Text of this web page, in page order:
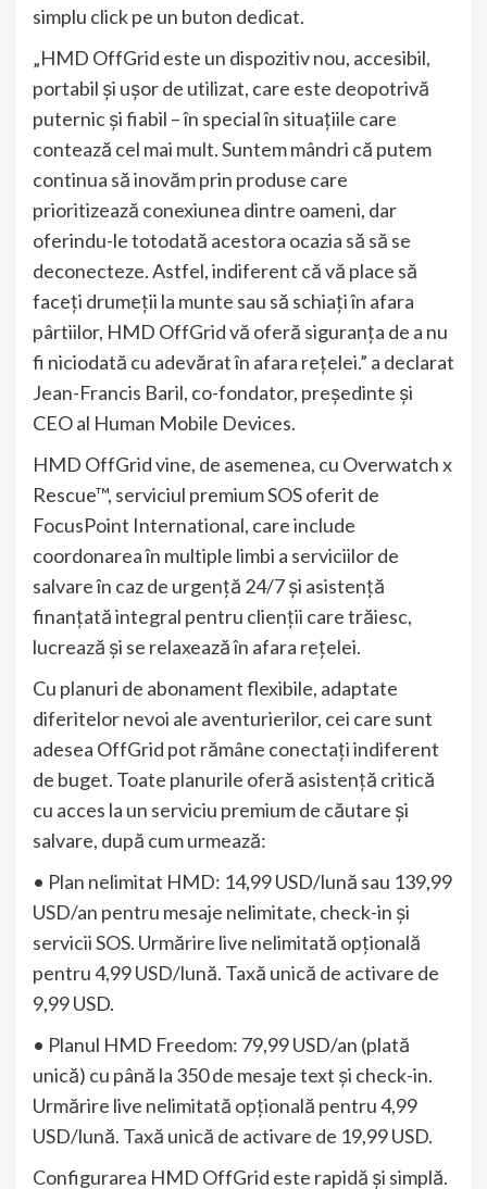
simplu click pe un buton dedicat.
„HMD OffGrid este un dispozitiv nou, accesibil,
portabil și ușor de utilizat, care este deopotrivă
puternic și fiabil – în special în situațiile care
contează cel mai mult. Suntem mândri că putem
continua să inovăm prin produse care
prioritizează conexiunea dintre oameni, dar
oferindu-le totodată acestora ocazia să să se
deconecteze. Astfel, indiferent că vă place să
faceți drumeții la munte sau să schiați în afara
pârtiilor, HMD OffGrid vă oferă siguranța de a nu
fi niciodată cu adevărat în afara rețelei.” a declarat
Jean-Francis Baril, co-fondator, președinte și
CEO al Human Mobile Devices.
HMD OffGrid vine, de asemenea, cu Overwatch x
Rescue™, serviciul premium SOS oferit de
FocusPoint International, care include
coordonarea în multiple limbi a serviciilor de
salvare în caz de urgență 24/7 și asistență
finanțată integral pentru clienții care trăiesc,
lucrează și se relaxează în afara rețelei.
Cu planuri de abonament flexibile, adaptate
diferitelor nevoi ale aventurierilor, cei care sunt
adesea OffGrid pot rămâne conectați indiferent
de buget. Toate planurile oferă asistență critică
cu acces la un serviciu premium de căutare și
salvare, după cum urmează:
• Plan nelimitat HMD: 14,99 USD/lună sau 139,99
USD/an pentru mesaje nelimitate, check-in și
servicii SOS. Urmărire live nelimitată opțională
pentru 4,99 USD/lună. Taxă unică de activare de
9,99 USD.
• Planul HMD Freedom: 79,99 USD/an (plată
unică) cu până la 350 de mesaje text și check-in.
Urmărire live nelimitată opțională pentru 4,99
USD/lună. Taxă unică de activare de 19,99 USD.
Configurarea HMD OffGrid este rapidă și simplă.